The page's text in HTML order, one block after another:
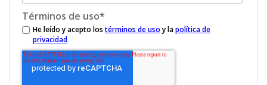
Términos de uso*
He leído y acepto lostérminos de usoy lapolítica de
privacidad